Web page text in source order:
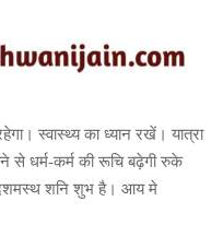
स्वास्थ्य का ध्यान रखें। यात्रा
से धर्म-कर्म की रूचि बढ़ेगी रुके
शनि शुभ है। आय मे